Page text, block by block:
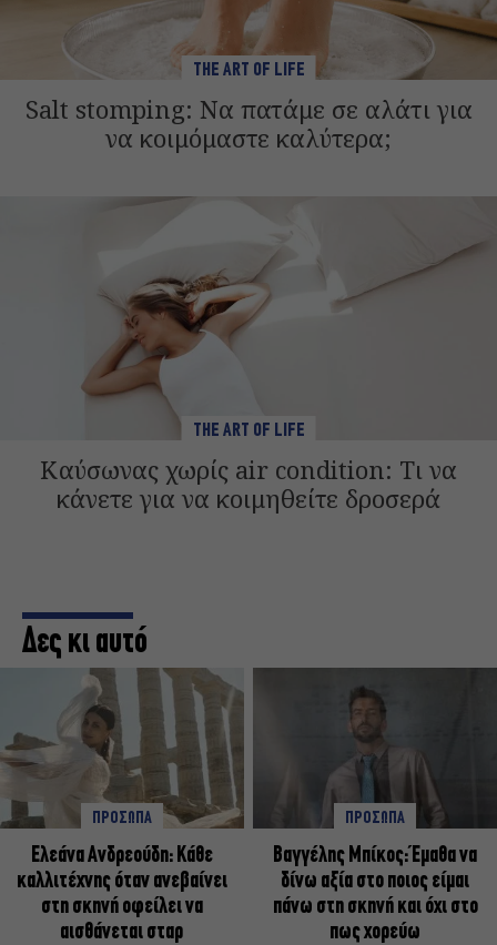
THE ART OF LIFE
Salt stomping: Να πατάμε σε αλάτι για
να κοιμόμαστε καλύτερα;
THE ART OF LIFE
Καύσωνας χωρίς air condition: Τι να
κάνετε για να κοιμηθείτε δροσερά
Δες κι αυτό
ΠΡΟΣΩΠΑ
Ελεάνα Ανδρεούδη: Κάθε
καλλιτέχνης όταν ανεβαίνει
στη σκηνή οφείλει να
αισθάνεται σταρ
ΠΡΟΣΩΠΑ
Βαγγέλης Μπίκος: Έμαθα να
δίνω αξία στο ποιος είμαι
πάνω στη σκηνή και όχι στο
πως χορεύω